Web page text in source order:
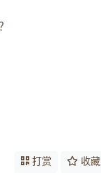
打赏 收藏